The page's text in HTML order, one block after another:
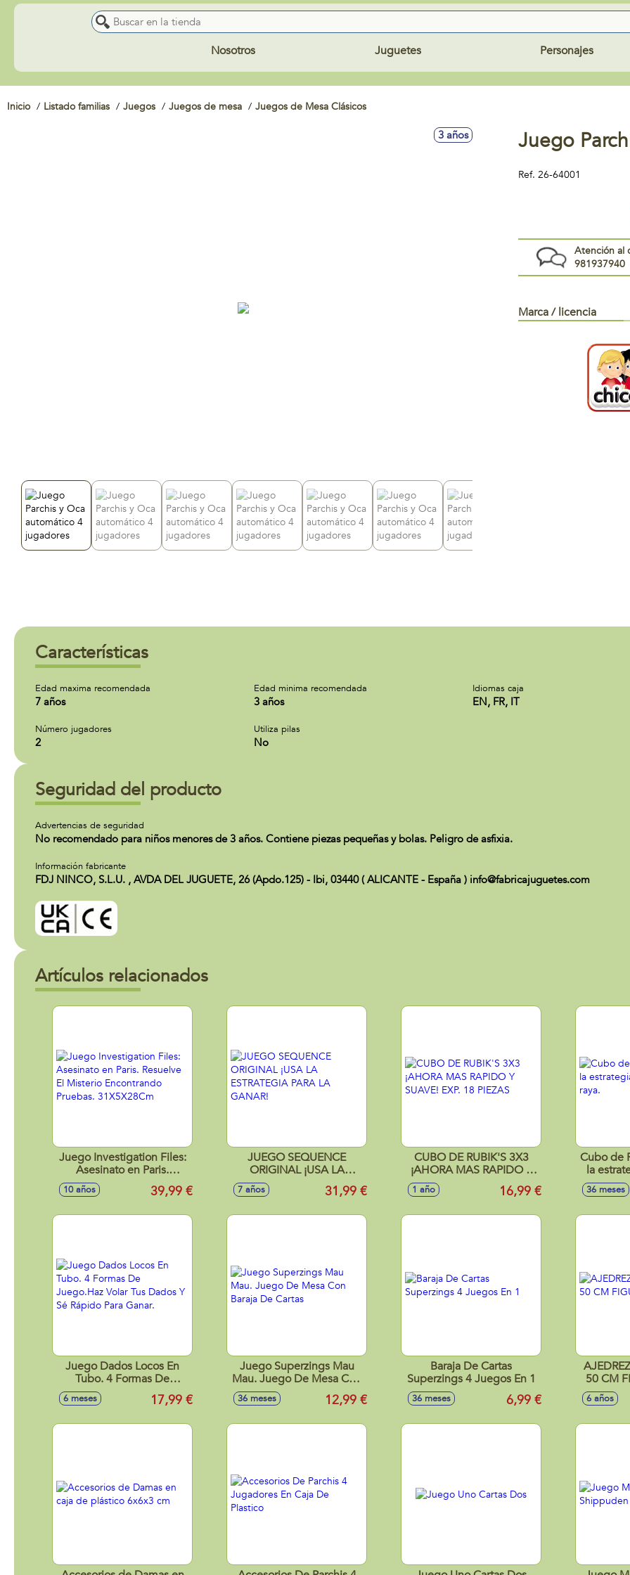
Nosotros Juguetes Personajes
Inicio Listado familias Juegos Juegos de mesa Juegos de Mesa Clásicos
3 años Juego
Ref. 26-64001
Atención al
981937940
Marca / licencia
Características
Edad maxima recomendada
7 años
Edad minima recomendada
3 años
Idiomas caja
EN, FR, IT
Número jugadores
2
Utiliza pilas
No
Seguridad del producto
Advertencias de seguridad
No recomendado para niños menores de 3 años. Contiene piezas pequeñas y bolas. Peligro de asfixia.
Información fabricante
FDJ NINCO, S.L.U. , AVDA DEL JUGUETE, 26 (Apdo.125) - Ibi, 03440 ( ALICANTE - España ) info@fabricajuguetes.com
Artículos relacionados
Juego Investigation Files:
Asesinato en Paris.
Resuelve El Misterio
Encontrando Pruebas.
10 años 39,99 €
JUEGO SEQUENCE
ORIGINAL ¡USA LA
ESTRATEGIA PARA LA
7 años 31,99 €
CUBO DE RUBIK'S 3X3
¡AHORA MAS RAPIDO Y
SUAVE! EXP. 18 PIEZAS
1 año 16,99 €
Cubo de
la
36 meses
Juego Dados Locos En
Tubo. 4 Formas De
Juego.Haz Volar Tus
Dados Y Sé Rápido Para
6 meses 17,99 €
Juego Superzings Mau
Mau. Juego De Mesa Con
Baraja De Cartas
36 meses 12,99 €
Baraja De Cartas
Superzings 4 Juegos En 1
36 meses 6,99 €
AJEDREZ ESCOLAR
50 CM
6 años